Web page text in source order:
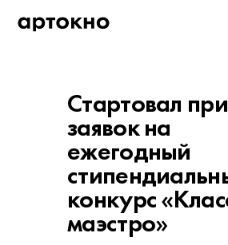
Стартовал
заявок на
ежегодный
конкурс
маэстро»